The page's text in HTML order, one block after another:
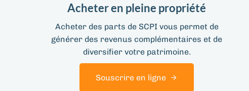
Acheter en pleine propriété
Acheter des parts de SCPI vous permet de
générer des revenus complémentaires et de
diversifier votre patrimoine.
Souscrire en ligne